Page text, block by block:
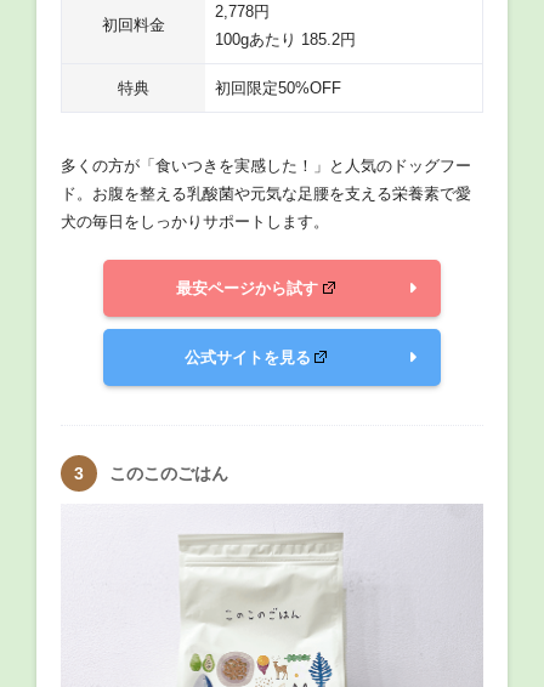
初回料金
2,778円
100gあたり 185.2円
特典 初回限定50%OFF
多くの方が「食いつきを実感した！」と人気のドッグフー
ド。お腹を整える乳酸菌や元気な足腰を支える栄養素で愛
犬の毎日をしっかりサポートします。
最安ページから試す
公式サイトを見る
このこのごはん